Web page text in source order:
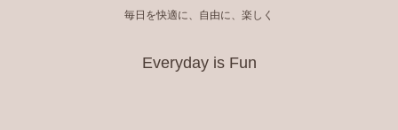
毎日を快適に、自由に、楽しく
Everyday is Fun